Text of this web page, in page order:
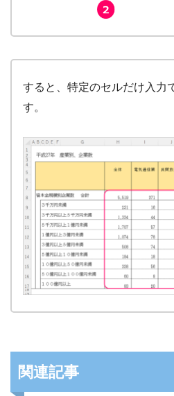
すると、特定のセルだけ入力
す。
関連記事